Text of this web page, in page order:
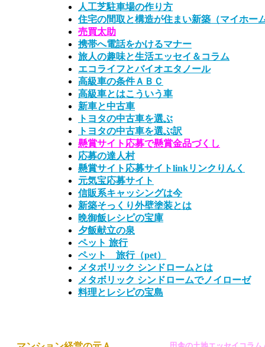
人工芝駐車場の作り方
住宅の間取と構造が住まい新築（マイホー
売買太助
携帯へ電話をかけるマナー
旅人の趣味と生活エッセイ＆コラム
エコライフとバイオエタノール
高級車の条件ＡＢＣ
高級車とはこういう車
新車と中古車
トヨタの中古車を選ぶ
トヨタの中古車を選ぶ訳
懸賞サイト応募で懸賞金品づくし
応募の達人村
懸賞サイト応募サイトlinkリンクりんく
元気宝応募サイト
信販系キャッシングは今
新築そっくり外壁塗装とは
晩御飯レシピの宝庫
夕飯献立の泉
ペット 旅行
ペット 旅行（pet）
メタボリック シンドロームとは
メタボリック シンドロームでノイローゼ
料理とレシピの宝島